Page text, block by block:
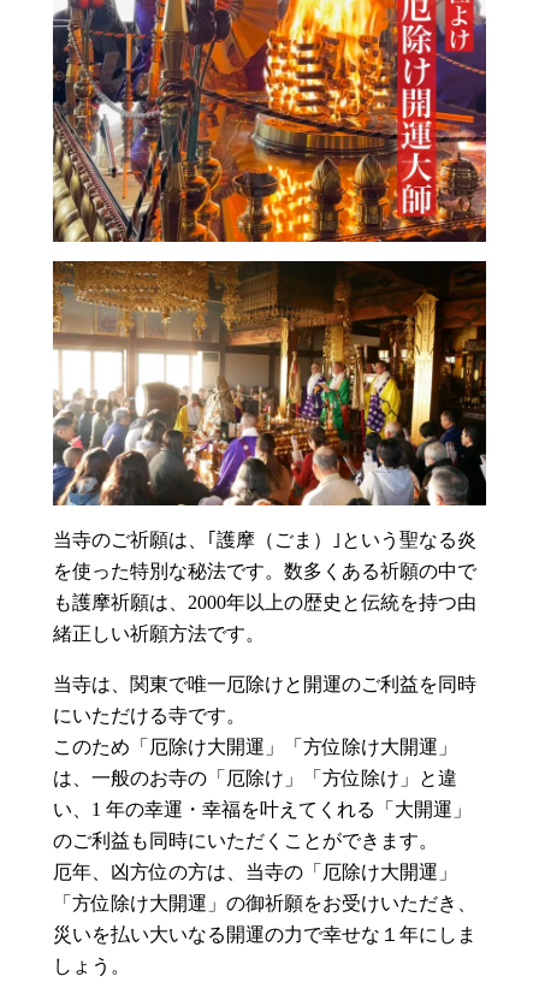
当寺のご祈願は、｢護摩（ごま）｣という聖なる炎
を使った特別な秘法です。数多くある祈願の中で
も護摩祈願は、2000年以上の歴史と伝統を持つ由
緒正しい祈願方法です。
当寺は、関東で唯一厄除けと開運のご利益を同時
にいただける寺です。
このため「厄除け大開運」「方位除け大開運」
は、一般のお寺の「厄除け」「方位除け」と違
い、1 年の幸運・幸福を叶えてくれる「大開運」
のご利益も同時にいただくことができます。
厄年、凶方位の方は、当寺の「厄除け大開運」
「方位除け大開運」の御祈願をお受けいただき、
災いを払い大いなる開運の力で幸せな１年にしま
しょう。